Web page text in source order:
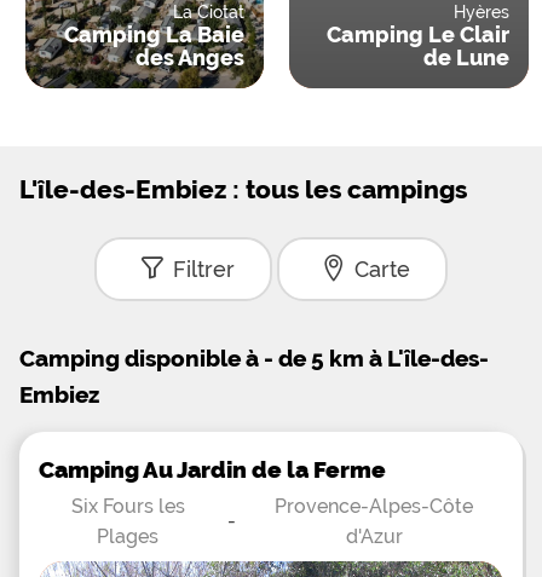
La Ciotat
Camping La Baie
des Anges
Hyères
Camping Le Clair
de Lune
L'île-des-Embiez : tous les campings
Filtrer Carte
Camping disponible à - de 5 km à L'île-des-
Embiez
Camping Au Jardin de la Ferme
Six Fours les
Plages
-
Provence-Alpes-Côte
d'Azur